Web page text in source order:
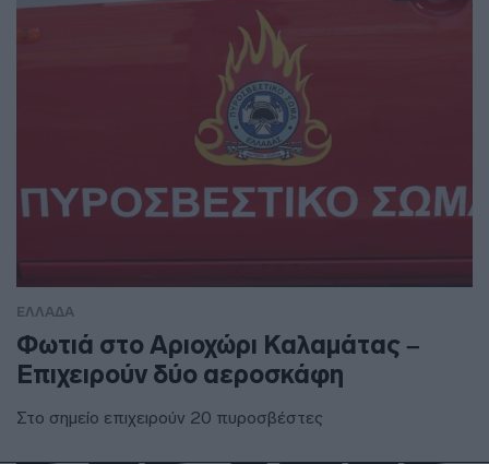
ΕΛΛΑΔΑ
Φωτιά στο Αριοχώρι Καλαμάτας –
Επιχειρούν δύο αεροσκάφη
Στο σημείο επιχειρούν 20 πυροσβέστες